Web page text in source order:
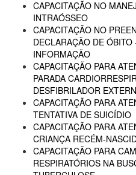
CAPACITAÇÃO NO
INTRAÓSSEO
CAPACITAÇÃO NO
DECLARAÇÃO DE ÓBITO
INFORMAÇÃO
CAPACITAÇÃO PARA
PARADA
DESFIBRILADOR
CAPACITAÇÃO PARA
TENTATIVA DE SUICÍDIO
CAPACITAÇÃO PARA
CRIANÇA RECÉM-
CAPACITAÇÃO PARA
RESPIRATÓRIOS NA